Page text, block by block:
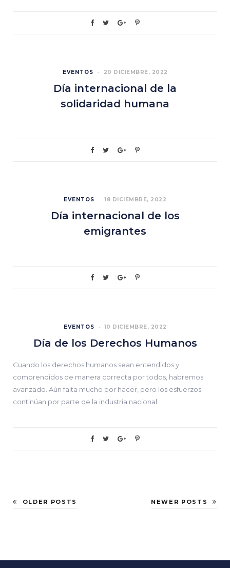
EVENTOS 20 DICIEMBRE, 2022
Día internacional de la
solidaridad humana
EVENTOS 18 DICIEMBRE, 2022
Día internacional de los
emigrantes
EVENTOS 10 DICIEMBRE, 2022
Día de los Derechos Humanos
Cuando los derechos humanos sean entendidos y
comprendidos de manera correcta por todos, habremos
avanzado. Aún falta mucho por hacer, pero los esfuerzos
continúan por parte de la industria nacional.
OLDER POSTS NEWER POSTS